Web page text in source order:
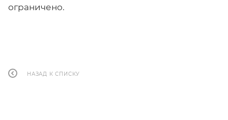
ограничено.
НАЗАД К СПИСКУ